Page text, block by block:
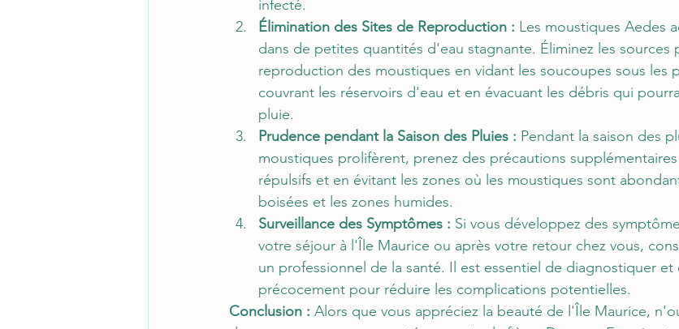
infecté.
Élimination des Sites de Reproduction : Les moustiques Aedes
dans de petites quantités d'eau stagnante. Éliminez les sources
reproduction des moustiques en vidant les soucoupes sous les
couvrant les réservoirs d'eau et en évacuant les débris qui
pluie.
Prudence pendant la Saison des Pluies : Pendant la saison des
moustiques prolifèrent, prenez des précautions
répulsifs et en évitant les zones où les moustiques sont
boisées et les zones humides.
Surveillance des Symptômes : Si vous développez des
votre séjour à l'Île Maurice ou après votre retour chez vous,
un professionnel de la santé. Il est essentiel de diagnostiquer
précocement pour réduire les complications potentielles.
Conclusion : Alors que vous appréciez la beauté de l'Île Maurice,